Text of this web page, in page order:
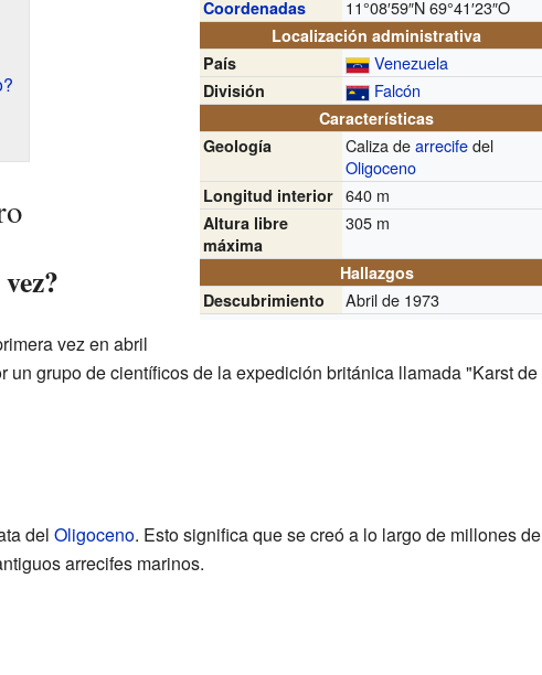
Coordenadas 11°08′59″N 69°41′23″O
Localización administrativa
País
Venezuela
División Falcón
Características
Geología
Caliza dearrecifedel
Oligoceno
Longitud interior 640 m
Altura libre
máxima
305 m
Hallazgos
Descubrimiento
Abril de 1973
vez en abril
grupo de científicos de la expedición británica llamada "Karst de
del Oligoceno. Esto significa que se creó a lo largo de millones de
arrecifes marinos.